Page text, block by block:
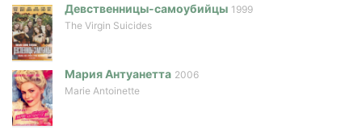
Девственницы-самоубийцы 1999
The Virgin Suicides
Мария Антуанетта 2006
Marie Antoinette